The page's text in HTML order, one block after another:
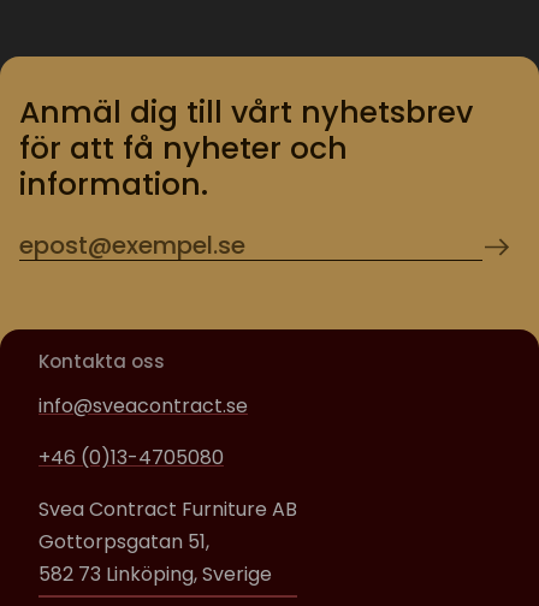
Anmäl dig till vårt nyhetsbrev
för att få nyheter och
information.
Kontakta oss
info@sveacontract.se
+46 (0)13-4705080
Svea Contract Furniture AB
Gottorpsgatan 51,
582 73 Linköping, Sverige